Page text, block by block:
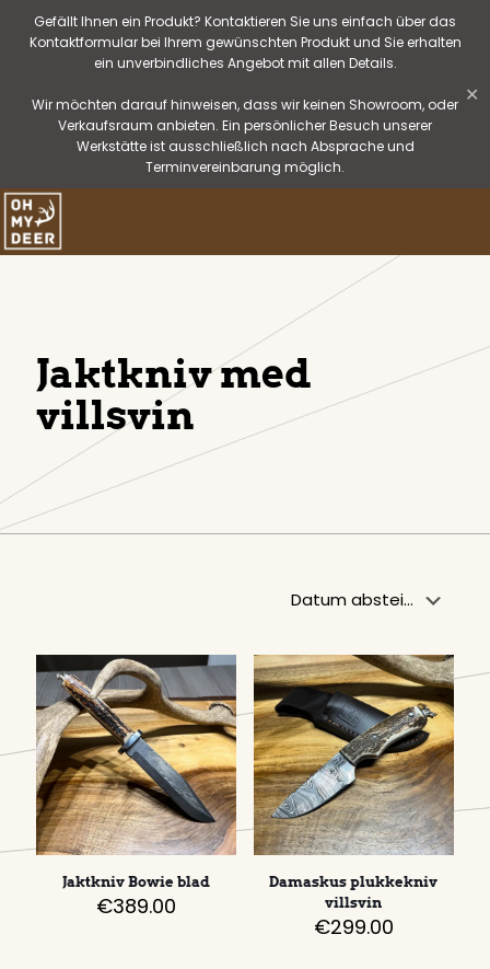
Gefällt Ihnen ein Produkt? Kontaktieren Sie uns einfach über das
Kontaktformular bei Ihrem gewünschten Produkt und Sie erhalten
ein unverbindliches Angebot mit allen Details.
Wir möchten darauf hinweisen, dass wir keinen Showroom, oder
Verkaufsraum anbieten. Ein persönlicher Besuch unserer
Werkstätte ist ausschließlich nach Absprache und
Terminvereinbarung möglich.
✕
Jaktkniv med
villsvin
Jaktkniv Bowie blad
€389.00
Damaskus plukkekniv
villsvin
€299.00